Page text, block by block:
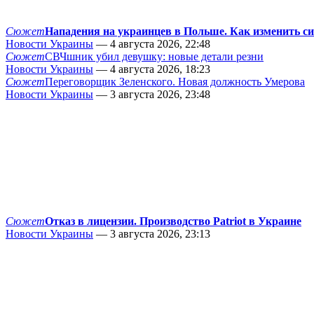
СюжетНападения на украинцев в Польше. Как изменить
Новости Украины — 4 августа 2026, 22:48
СюжетСВЧшник убил девушку: новые детали резни
Новости Украины — 4 августа 2026, 18:23
СюжетПереговорщик Зеленского. Новая должность Умерова
Новости Украины — 3 августа 2026, 23:48
СюжетОтказ в лицензии. Производство Patriot в Украине
Новости Украины — 3 августа 2026, 23:13